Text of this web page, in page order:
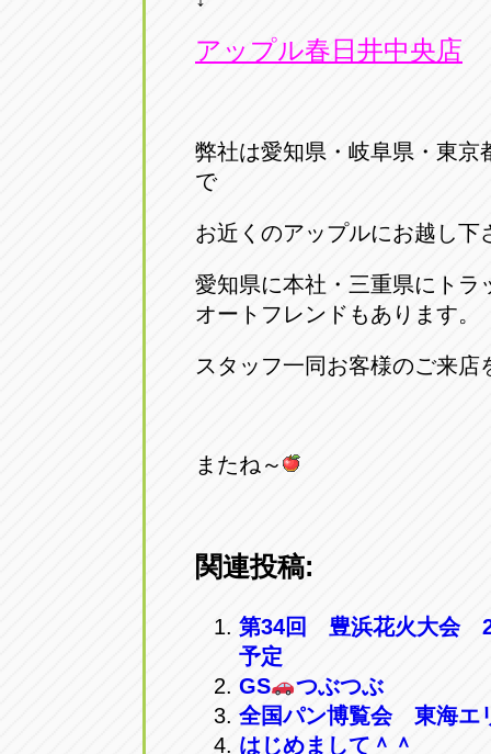
アップル春日井中央店
弊社は愛知県・岐阜県・東京
で
お近くのアップルにお越し下
愛知県に本社・三重県にトラ
オートフレンドもあります。
スタッフ一同お客様のご来店
またね～
関連投稿:
第34回 豊浜花火大会
予定
GS
つぶつぶ
全国パン博覧会 東海エ
はじめまして＾＾